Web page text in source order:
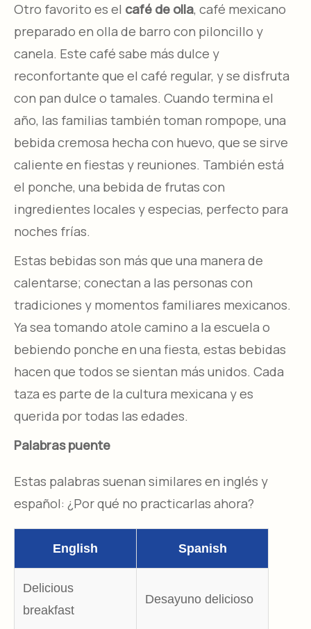
Otro favorito es el café de olla, café mexicano
preparado en olla de barro con piloncillo y
canela. Este café sabe más dulce y
reconfortante que el café regular, y se disfruta
con pan dulce o tamales. Cuando termina el
año, las familias también toman rompope, una
bebida cremosa hecha con huevo, que se sirve
caliente en fiestas y reuniones. También está
el ponche, una bebida de frutas con
ingredientes locales y especias, perfecto para
noches frías.
Estas bebidas son más que una manera de
calentarse; conectan a las personas con
tradiciones y momentos familiares mexicanos.
Ya sea tomando atole camino a la escuela o
bebiendo ponche en una fiesta, estas bebidas
hacen que todos se sientan más unidos. Cada
taza es parte de la cultura mexicana y es
querida por todas las edades.
Palabras puente
Estas palabras suenan similares en inglés y
español: ¿Por qué no practicarlas ahora?
English Spanish
Delicious
breakfast
Desayuno delicioso